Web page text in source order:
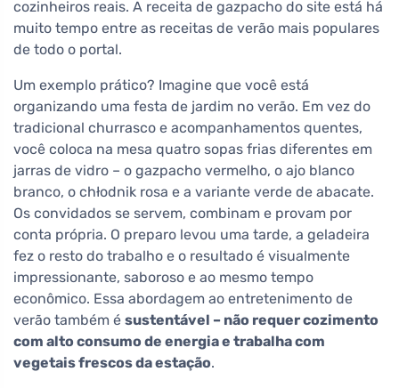
cozinheiros reais. A receita de gazpacho do site está há
muito tempo entre as receitas de verão mais populares
de todo o portal.
Um exemplo prático? Imagine que você está
organizando uma festa de jardim no verão. Em vez do
tradicional churrasco e acompanhamentos quentes,
você coloca na mesa quatro sopas frias diferentes em
jarras de vidro – o gazpacho vermelho, o ajo blanco
branco, o chłodnik rosa e a variante verde de abacate.
Os convidados se servem, combinam e provam por
conta própria. O preparo levou uma tarde, a geladeira
fez o resto do trabalho e o resultado é visualmente
impressionante, saboroso e ao mesmo tempo
econômico. Essa abordagem ao entretenimento de
verão também é sustentável – não requer cozimento
com alto consumo de energia e trabalha com
vegetais frescos da estação.